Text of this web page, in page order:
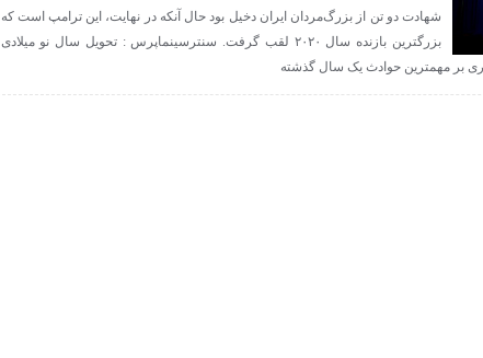
شهادت دو تن از بزرگ‌مردان ایران دخیل بود حال آنکه در نهایت، این ترامپ است که
بزرگترین بازنده سال ۲۰۲۰ لقب گرفت. سنترسینماپرس : تحویل سال نو میلادی
بر مهمترین حوادث یک سال گذشته